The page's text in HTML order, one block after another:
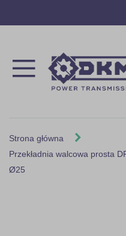
Strona główna
Przekładnia walcowa prosta
Ø25